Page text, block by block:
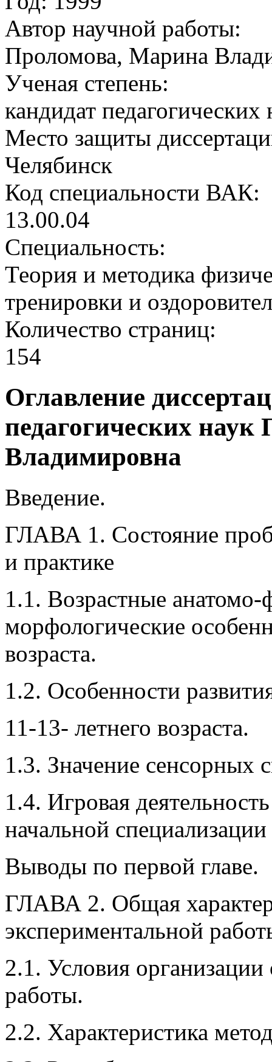
Автор научной работы:
Проломова, Марина
Ученая cтепень:
кандидат педагогических
Место защиты
Челябинск
Код cпециальности ВАК:
13.00.04
Специальность:
Теория и методика
тренировки и
Количество cтраниц:
154
Оглавление
педагогических
Владимировна
Введение.
ГЛАВА 1. Состояние
и практике
1.1. Возрастные анатомо-
морфологические
возраста.
1.2. Особенности
11-13- летнего возраста.
1.3. Значение сенсорных
1.4. Игровая
начальной специализации
Выводы по первой главе.
ГЛАВА 2. Общая
экспериментальной
2.1. Условия
работы.
2.2. Характеристика